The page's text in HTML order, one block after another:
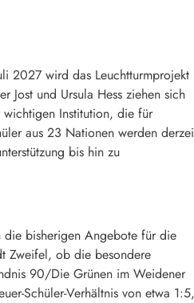
2027 wird das Leuchtturmprojekt
Jost und Ursula Hess ziehen sich
Institution, die für
aus 23 Nationen werden
bis hin zu
die bisherigen Angebote für die
Zweifel, ob die besondere
90/Die Grünen im Weidener
Schüler-Verhältnis von etwa 1:5,